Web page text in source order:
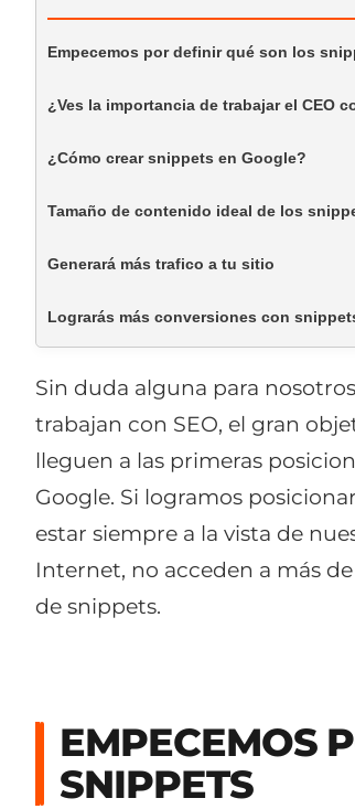
Empecemos por definir qué son los
¿Ves la importancia de trabajar el CEO
¿Cómo crear snippets en Google?
Tamaño de contenido ideal de los
Generará más trafico a tu sitio
Lograrás más conversiones con
Sin duda alguna para
trabajan con SEO, el gran
lleguen a las primeras
Google. Si logramos
estar siempre a la vista de
Internet, no acceden a más
de snippets.
EMPECEMOS
SNIPPETS